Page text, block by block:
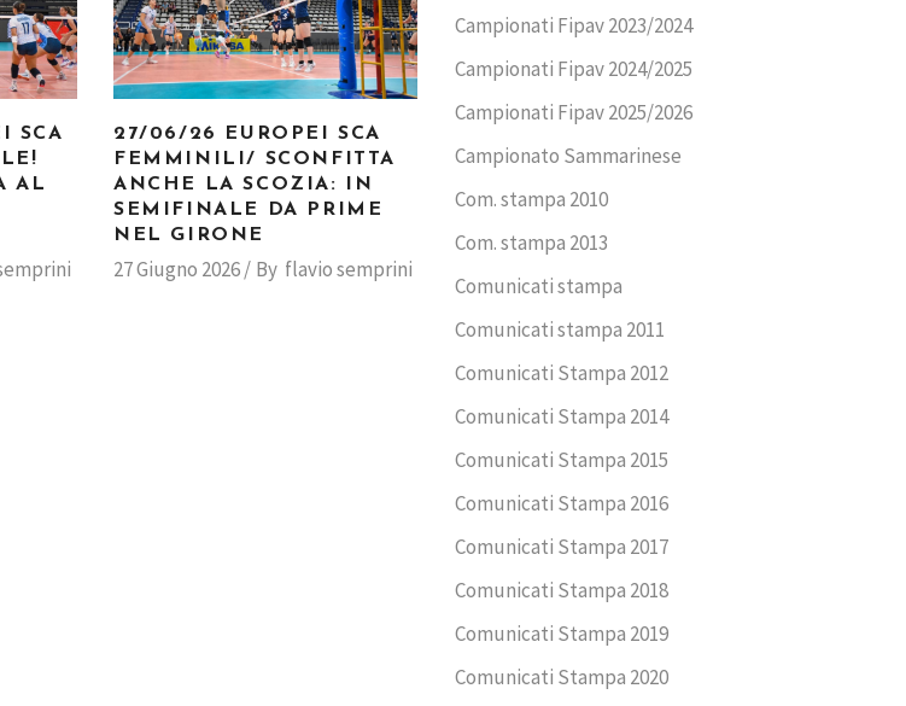
SCA
AL
27/06/26 EUROPEI SCA
FEMMINILI/ SCONFITTA
ANCHE LA SCOZIA: IN
SEMIFINALE DA PRIME
NEL GIRONE
27 Giugno 2026 By flavio semprini
Campionati Fipav 2023/2024
Campionati Fipav 2024/2025
Campionati Fipav 2025/2026
Campionato Sammarinese
Com. stampa 2010
Com. stampa 2013
Comunicati stampa
Comunicati stampa 2011
Comunicati Stampa 2012
Comunicati Stampa 2014
Comunicati Stampa 2015
Comunicati Stampa 2016
Comunicati Stampa 2017
Comunicati Stampa 2018
Comunicati Stampa 2019
Comunicati Stampa 2020